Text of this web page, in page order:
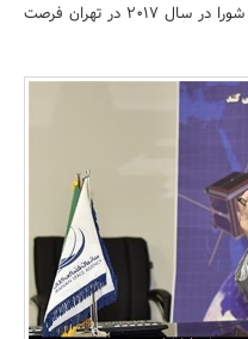
مسکن و ساختمان
از پروزه ها هستیم و برگزاری نشست این شورا در سال 2017 در تهران فرصت